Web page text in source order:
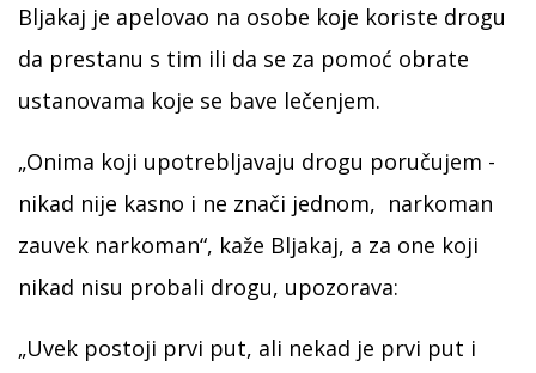
Bljakaj je apelovao na osobe koje koriste drogu
da prestanu s tim ili da se za pomoć obrate
ustanovama koje se bave lečenjem.
„Onima koji upotrebljavaju drogu poručujem -
nikad nije kasno i ne znači jednom, narkoman
zauvek narkoman“, kaže Bljakaj, a za one koji
nikad nisu probali drogu, upozorava:
„Uvek postoji prvi put, ali nekad je prvi put i